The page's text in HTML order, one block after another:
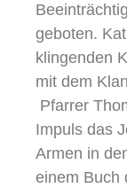
geboten.
klingenden
mit dem
Pfarrer
Impuls das
Armen in
einem Buch